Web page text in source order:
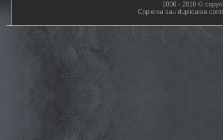
2006 - 2016 ©
Copierea sau duplicarea